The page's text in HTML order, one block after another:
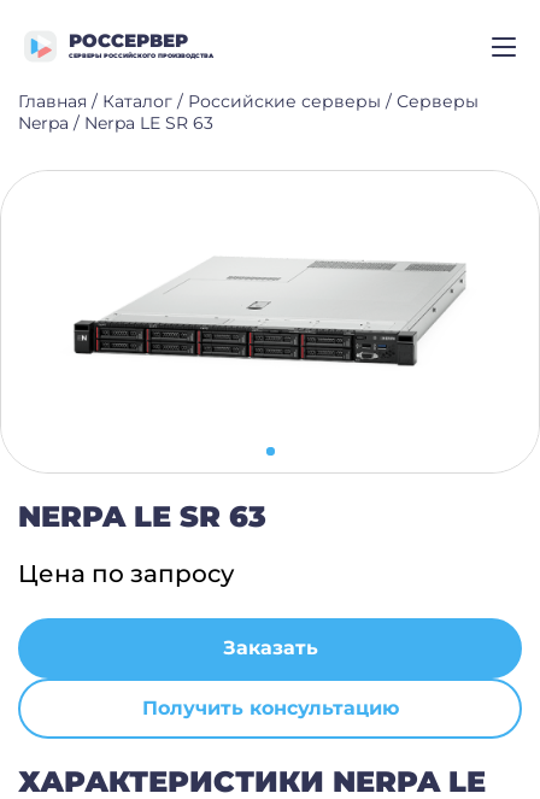
РОССЕРВЕР
СЕРВЕРЫ РОССИЙСКОГО ПРОИЗВОДСТВА
Главная / Каталог / Российские серверы / Серверы
Nerpa / Nerpa LE SR 63
NERPA LE SR 63
Цена по запросу
Заказать
Получить консультацию
ХАРАКТЕРИСТИКИ NERPA LE